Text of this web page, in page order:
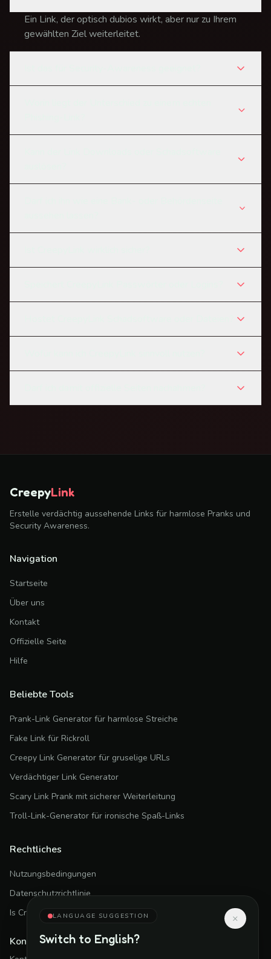
LANGUAGE SUGGESTION
Switch to English?
×
Ein Link, der optisch dubios wirkt, aber nur zu Ihrem
gewählten Ziel weiterleitet.
CreepyLink
Erstelle verdächtig aussehende Links für harmlose Pranks und
Security Awareness.
Navigation
Startseite
Über uns
Kontakt
Offizielle Seite
Hilfe
Beliebte Tools
Prank-Link Generator für harmlose Streiche
Fake Link für Rickroll
Creepy Link Generator für gruselige URLs
Verdächtiger Link Generator
Scary Link Prank mit sicherer Weiterleitung
Troll-Link-Generator für ironische Spaß-Links
Rechtliches
Nutzungsbedingungen
Datenschutzrichtlinie
Is CreepyLink Safe?
Kontakt